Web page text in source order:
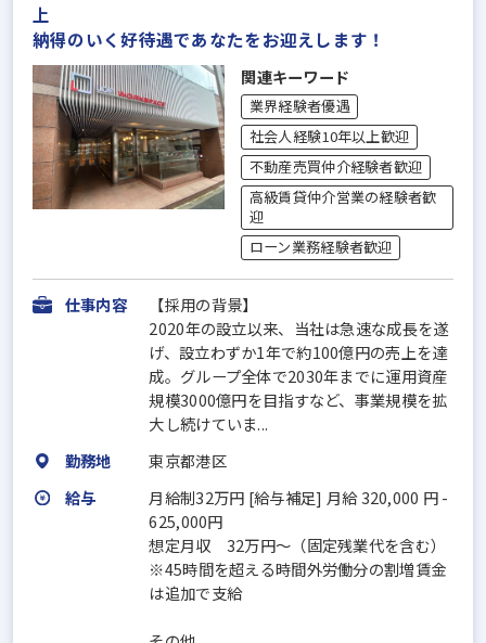
納得のいく好待遇であなたをお迎えします！
関連キーワード
業界経験者優遇
社会人経験10年以上歓迎
不動産売買仲介経験者歓迎
高級賃貸仲介営業の経験者歓
迎
ローン業務経験者歓迎
仕事内容
【採用の背景】
2020年の設立以来、当社は急速な成長を遂
げ、設立わずか1年で約100億円の売上を達
成。グループ全体で2030年までに運用資産
規模3000億円を目指すなど、事業規模を拡
大し続けていま...
勤務地
東京都港区
給与
月給制32万円 [給与補足] 月給 320,000 円 -
625,000円
想定月収 32万円～（固定残業代を含む）
※45時間を超える時間外労働分の割増賃金
は追加で支給